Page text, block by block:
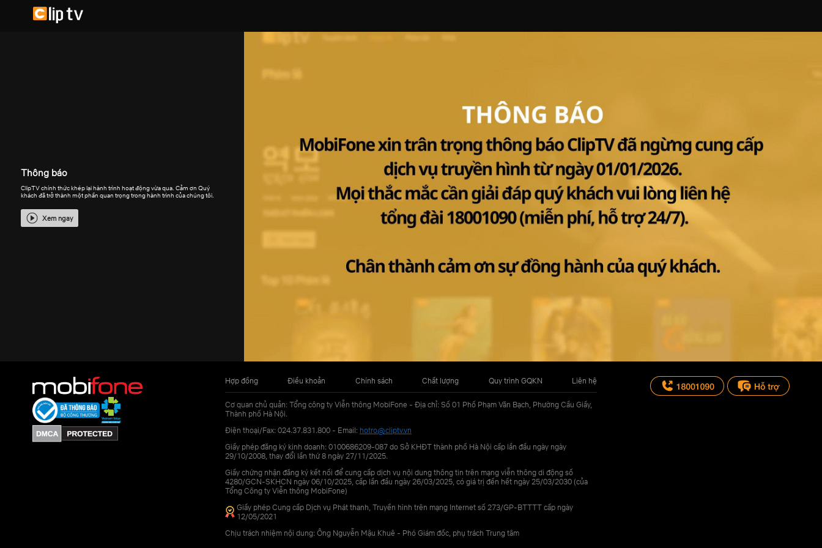
Thông báo
ClipTV chính thức khép lại hành trình hoạt động vừa qua. Cảm ơn Quý
khách đã trở thành một phần quan trọng trong hành trình của chúng tôi.
Xem ngay
Hợp đồng Điều khoản Chính sách Chất lượng Quy trình GQKN Liên hệ
Cơ quan chủ quản: Tổng công ty Viễn thông MobiFone - Địa chỉ: Số 01 Phố Phạm Văn Bạch, Phường Cầu Giấy,
Thành phố Hà Nội.
Điện thoại/Fax: 024.37.831.800 - Email: hotro@cliptv.vn
Giấy phép đăng ký kinh doanh: 0100686209-087 do Sở KHĐT thành phố Hà Nội cấp lần đầu ngày ngày
29/10/2008, thay đổi lần thứ 8 ngày 27/11/2025.
Giấy chứng nhận đăng ký kết nối để cung cấp dịch vụ nội dung thông tin trên mạng viễn thông di động số
4280/GCN-SKHCN ngày 06/10/2025, cấp lần đầu ngày 26/03/2025, có giá trị đến hết ngày 25/03/2030 (của
Tổng Công ty Viễn thông MobiFone)
Giấy phép Cung cấp Dịch vụ Phát thanh, Truyền hình trên mạng Internet số 273/GP-BTTTT cấp ngày
12/05/2021
Chịu trách nhiệm nội dung: Ông Nguyễn Mậu Khuê - Phó Giám đốc, phụ trách Trung tâm